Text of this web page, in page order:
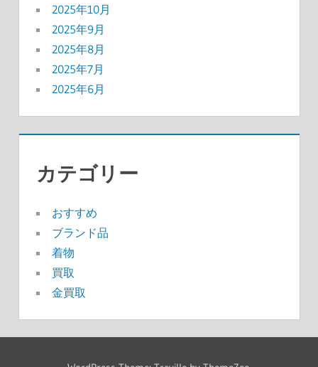
2025年10月
2025年9月
2025年8月
2025年7月
2025年6月
カテゴリー
おすすめ
ブランド品
着物
買取
金買取